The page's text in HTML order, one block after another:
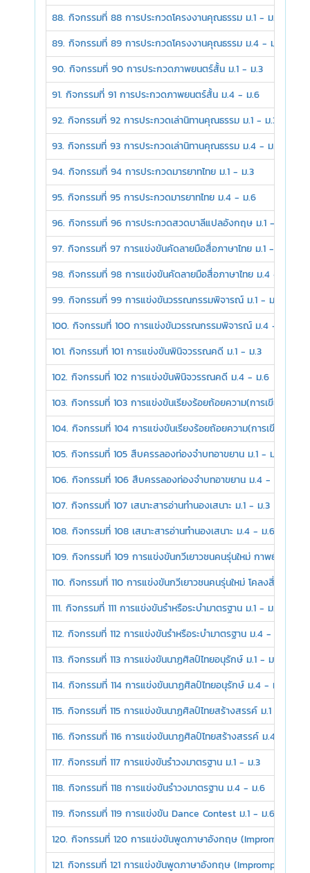
88. กิจกรรมที่ 88 การประกวดโครงงานคุณธรรม ม.1 - ม.3
89. กิจกรรมที่ 89 การประกวดโครงงานคุณธรรม ม.4 - ม.6
90. กิจกรรมที่ 90 การประกวดภาพยนตร์สั้น ม.1 - ม.3
91. กิจกรรมที่ 91 การประกวดภาพยนตร์สั้น ม.4 - ม.6
92. กิจกรรมที่ 92 การประกวดเล่านิทานคุณธรรม ม.1 - ม.3
93. กิจกรรมที่ 93 การประกวดเล่านิทานคุณธรรม ม.4 - ม.6
94. กิจกรรมที่ 94 การประกวดมารยาทไทย ม.1 - ม.3
95. กิจกรรมที่ 95 การประกวดมารยาทไทย ม.4 - ม.6
96. กิจกรรมที่ 96 การประกวดสวดบาลีแปลอังกฤษ ม.1 - ม.6
97. กิจกรรมที่ 97 การแข่งขันคัดลายมือสื่อภาษาไทย ม.1 - ม.3
98. กิจกรรมที่ 98 การแข่งขันคัดลายมือสื่อภาษาไทย ม.4 - ม.6
99. กิจกรรมที่ 99 การแข่งขันวรรณกรรมพิจารณ์ ม.1 - ม.3
100. กิจกรรมที่ 100 การแข่งขันวรรณกรรมพิจารณ์ ม.4 - ม.6
101. กิจกรรมที่ 101 การแข่งขันพินิจวรรณคดี ม.1 - ม.3
102. กิจกรรมที่ 102 การแข่งขันพินิจวรรณคดี ม.4 - ม.6
103. กิจกรรมที่ 103 การแข่งขันเรียงร้อยถ้อยความ(การเขียนเรียง
104. กิจกรรมที่ 104 การแข่งขันเรียงร้อยถ้อยความ(การเขียนเรีย
105. กิจกรรมที่ 105 สืบครรลองท่องจำบทอาขยาน ม.1 - ม.3
106. กิจกรรมที่ 106 สืบครรลองท่องจำบทอาขยาน ม.4 - ม.6
107. กิจกรรมที่ 107 เสนาะสารอ่านทำนองเสนาะ ม.1 - ม.3
108. กิจกรรมที่ 108 เสนาะสารอ่านทำนองเสนาะ ม.4 - ม.6
109. กิจกรรมที่ 109 การแข่งขันกวีเยาวชนคนรุ่นใหม่ กาพย์ยานี 11
110. กิจกรรมที่ 110 การแข่งขันกวีเยาวชนคนรุ่นใหม่ โคลงสี่สุภาพ
111. กิจกรรมที่ 111 การแข่งขันรำหรือระบำมาตรฐาน ม.1 - ม.3
112. กิจกรรมที่ 112 การแข่งขันรำหรือระบำมาตรฐาน ม.4 - ม.6
113. กิจกรรมที่ 113 การแข่งขันนาฏศิลป์ไทยอนุรักษ์ ม.1 - ม.3
114. กิจกรรมที่ 114 การแข่งขันนาฏศิลป์ไทยอนุรักษ์ ม.4 - ม.6
115. กิจกรรมที่ 115 การแข่งขันนาฏศิลป์ไทยสร้างสรรค์ ม.1 - ม.3
116. กิจกรรมที่ 116 การแข่งขันนาฏศิลป์ไทยสร้างสรรค์ ม.4 - ม.6
117. กิจกรรมที่ 117 การแข่งขันรำวงมาตรฐาน ม.1 - ม.3
118. กิจกรรมที่ 118 การแข่งขันรำวงมาตรฐาน ม.4 - ม.6
119. กิจกรรมที่ 119 การแข่งขัน Dance Contest ม.1 - ม.6
120. กิจกรรมที่ 120 การแข่งขันพูดภาษาอังกฤษ (Impromptu
121. กิจกรรมที่ 121 การแข่งขันพูดภาษาอังกฤษ (Impromptu